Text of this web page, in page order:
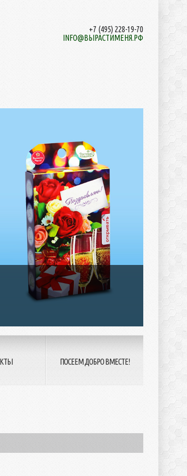
+7 (495) 228-19-70
INFO@ВЫРАСТИМЕНЯ.РФ
ПОСЕЕМ ДОБРО ВМЕСТЕ!